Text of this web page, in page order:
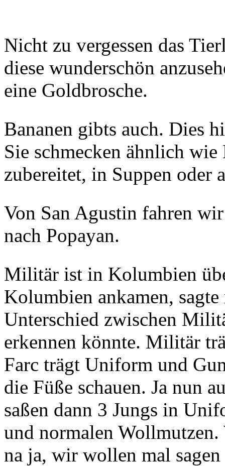
Nicht zu vergessen das
diese wunderschön
eine Goldbrosche.
Bananen gibts auch. Dies
Sie schmecken ähnlich
zubereitet, in Suppen oder
Von San Agustin fahren
nach Popayan.
Militär ist in Kolumbien
Kolumbien ankamen, sagte
Unterschied zwischen
erkennen könnte. Militär
Farc trägt Uniform und
die Füße schauen. Ja nun
saßen dann 3 Jungs in
und normalen
na ja, wir wollen mal